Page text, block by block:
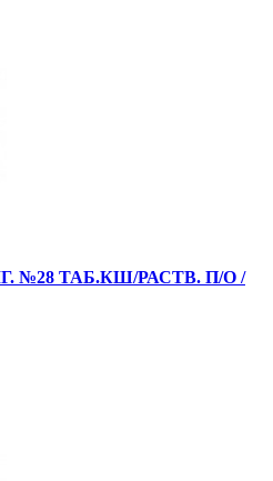
№28 ТАБ.КШ/РАСТВ. П/О /